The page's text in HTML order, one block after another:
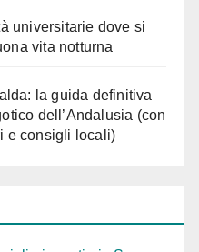
universitarie dove si
vita notturna
la guida definitiva
dell’Andalusia (con
e consigli locali)